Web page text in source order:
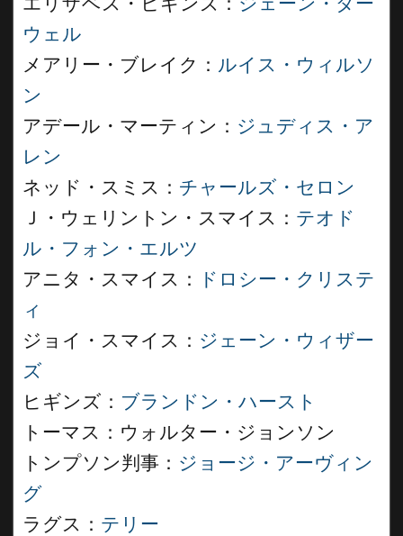
ウェル
メアリー・ブレイク： ルイス・ウィルソ
ン
アデール・マーティン： ジュディス・ア
レン
ネッド・スミス： チャールズ・セロン
Ｊ・ウェリントン・スマイス： テオド
ル・フォン・エルツ
アニタ・スマイス：
ドロシー・クリステ
ィ
ジョイ・スマイス： ジェーン・ウィザー
ズ
ヒギンズ： ブランドン・ハースト
トーマス：ウォルター・ジョンソン
トンプソン判事： ジョージ・アーヴィン
グ
ラグス： テリー